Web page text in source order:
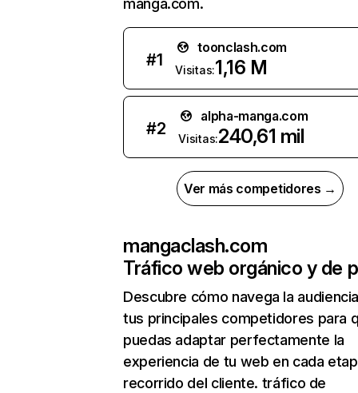
manga.com.
#1
toonclash.com
Visitas:1,16 M
#2
alpha-manga.com
Visitas:240,61 mil
Ver más competidores →
mangaclash.com
Tráfico web orgánico y de
Descubre cómo navega la
tus principales competidores para
puedas adaptar perfectamente la
experiencia de tu web en cada
recorrido del cliente. tráfico de